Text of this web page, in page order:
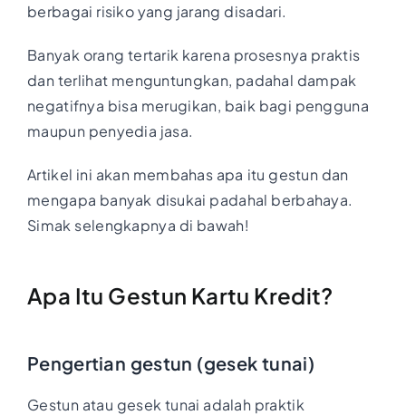
berbagai risiko yang jarang disadari.
Banyak orang tertarik karena prosesnya praktis
dan terlihat menguntungkan, padahal dampak
negatifnya bisa merugikan, baik bagi pengguna
maupun penyedia jasa.
Artikel ini akan membahas apa itu gestun dan
mengapa banyak disukai padahal berbahaya.
Simak selengkapnya di bawah!
Apa Itu Gestun Kartu Kredit?
Pengertian gestun (gesek tunai)
Gestun atau gesek tunai adalah praktik